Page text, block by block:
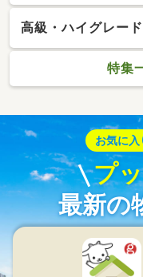
高級・ハイグレー
特集
お気に入
プ
最新の